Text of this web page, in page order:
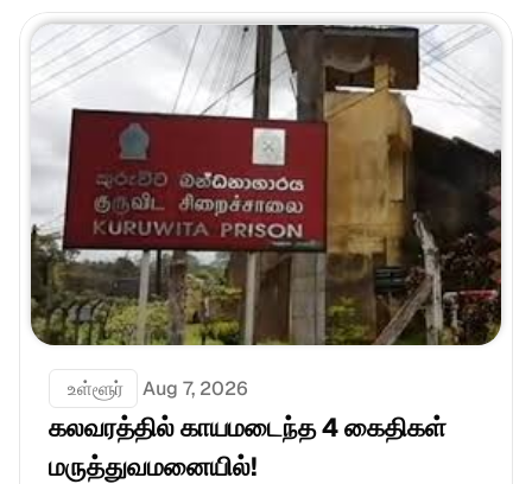
உள்ளூர் Aug 7, 2026
கலவரத்தில் காயமடைந்த 4 கைதிகள்
மருத்துவமனையில்!